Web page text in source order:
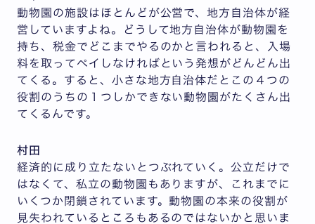
動物園の施設はほとんどが公営で、地方自治体が経
営していますよね。どうして地方自治体が動物園を
持ち、税金でどこまでやるのかと言われると、入場
料を取ってペイしなければという発想がどんどん出
てくる。すると、小さな地方自治体だとこの４つの
役割のうちの１つしかできない動物園がたくさん出
てくるんです。
村田
経済的に成り立たないとつぶれていく。公立だけで
はなくて、私立の動物園もありますが、これまでに
いくつか閉鎖されています。動物園の本来の役割が
見失われているところもあるのではないかと思いま